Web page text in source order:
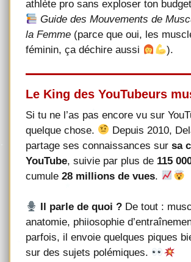
athlète pro sans exploser ton budget
Guide des Mouvements de
la Femme (parce que oui, les
féminin, ça déchire aussi
).
Le King des YouTubeurs
Si tu ne l’as pas encore vu sur
quelque chose.
Depuis 2010,
partage ses connaissances sur sa
YouTube, suivie par plus de 115
cumule 28 millions de vues.
Il parle de quoi ? De tout :
anatomie, philosophie
parfois, il envoie quelques piques
sur des sujets polémiques.